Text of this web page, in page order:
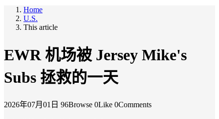
Home
U.S.
This article
EWR 机场被 Jersey Mike's
Subs 拯救的一天
2026年07月01日 96Browse 0Like 0Comments